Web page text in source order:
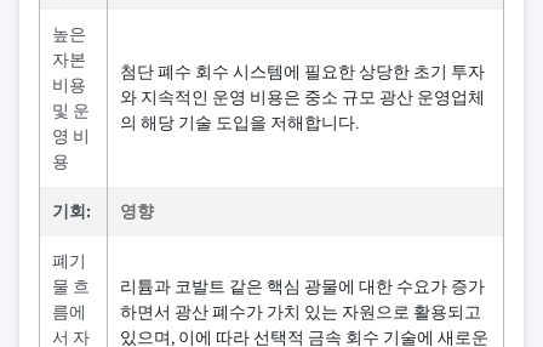
높은
자본
비용
및 운
영 비
용
첨단 폐수 회수 시스템에 필요한 상당한 초기 투자
와 지속적인 운영 비용은 중소 규모 광산 운영업체
의 해당 기술 도입을 저해합니다.
기회: 영향
폐기
물 흐
름에
서 자
리튬과 코발트 같은 핵심 광물에 대한 수요가 증가
하면서 광산 폐수가 가치 있는 자원으로 활용되고
있으며, 이에 따라 선택적 금속 회수 기술에 새로운